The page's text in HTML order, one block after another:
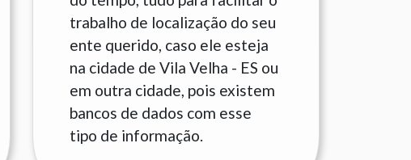
trabalho de localização do seu
ente querido, caso ele esteja
na cidade de Vila Velha - ES ou
em outra cidade, pois existem
bancos de dados com esse
tipo de informação.